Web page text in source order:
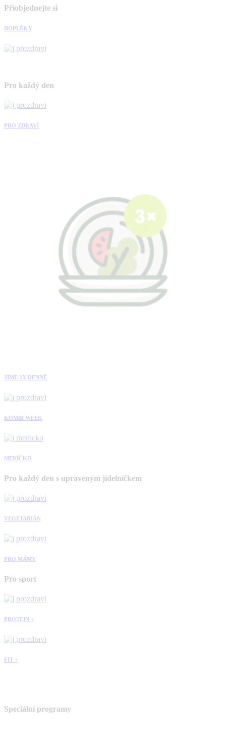
Přiobjednejte si
DOPLŇKY
Pro každý den
PRO ZDRAVÍ
JÍME 3X DENNĚ
KOMBI WEEK
MENÍČKO
Pro každý den s upraveným jídelníčkem
VEGETARIÁN
PRO MÁMY
Pro sport
PROTEIN +
FIT +
Speciální programy